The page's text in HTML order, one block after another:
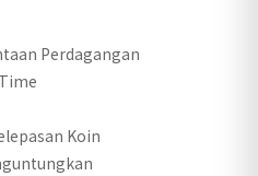
Perdagangan
Koin